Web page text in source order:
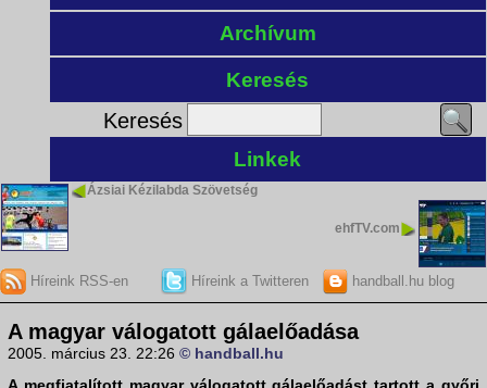
Archívum
Keresés
Keresés
Linkek
Ázsiai Kézilabda Szövetség
ehfTV.com
Híreink RSS-en Híreink a Twitteren handball.hu blog
A magyar válogatott gálaelőadása
2005. március 23. 22:26 © handball.hu